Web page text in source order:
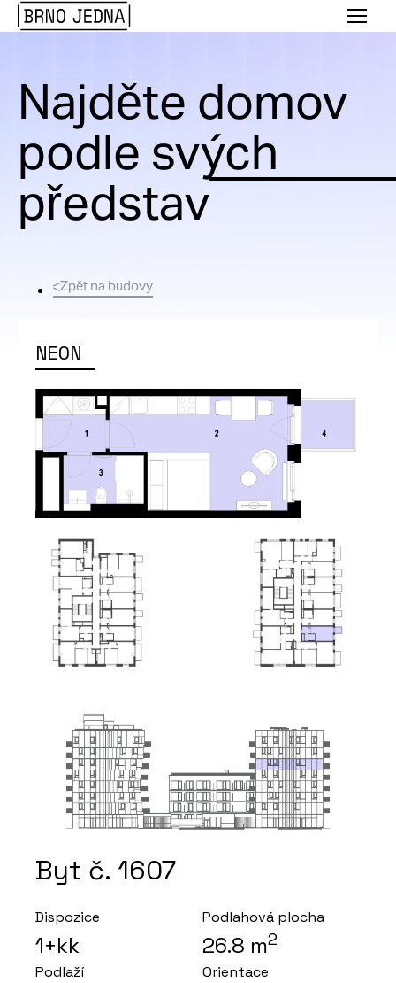
Jedna
Menu
Najděte domov
podle svých
představ
Zpět na budovy
NEON
Byt č. 1607
Dispozice
1+kk
Podlahová plocha
26.8 m2
Podlaží Orientace